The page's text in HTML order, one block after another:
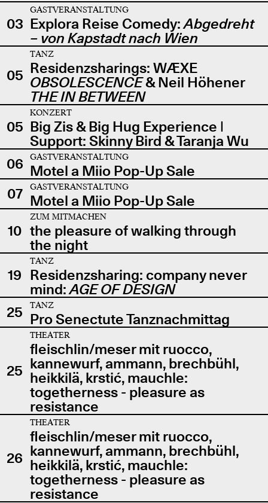
03
GASTVERANSTALTUNG
Explora Reise Comedy:Abgedreht
– von Kapstadt nach Wien
05
TANZ
Residenzsharings: WÆXE
OBSOLESCENCE& Neil Höhener
THE IN BETWEEN
05
KONZERT
Big Zis & Big Hug Experience |
Support: Skinny Bird & Taranja Wu
06
GASTVERANSTALTUNG
Motel a Miio Pop-Up Sale
07
GASTVERANSTALTUNG
Motel a Miio Pop-Up Sale
10
ZUM MITMACHEN
the pleasure of walking through
the night
19
TANZ
Residenzsharing: company never
mind:AGE OF DESIGN
25
TANZ
Pro Senectute Tanznachmittag
25
THEATER
fleischlin/meser mit ruocco,
kannewurf, ammann, brechbühl,
heikkilä, krstić, mauchle:
togetherness - pleasure as
resistance
26
THEATER
fleischlin/meser mit ruocco,
kannewurf, ammann, brechbühl,
heikkilä, krstić, mauchle:
togetherness - pleasure as
resistance